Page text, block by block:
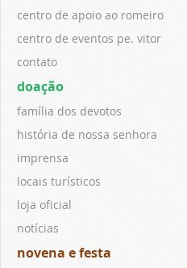
centro de apoio ao romeiro
centro de eventos pe. vitor
contato
doação
família dos devotos
história de nossa senhora
imprensa
locais turísticos
loja oficial
notícias
novena e festa